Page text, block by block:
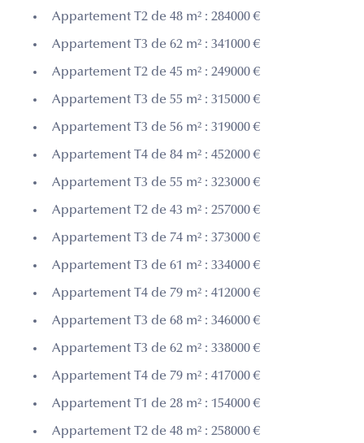
Appartement T2 de 48 m² : 284000 €
Appartement T3 de 62 m² : 341000 €
Appartement T2 de 45 m² : 249000 €
Appartement T3 de 55 m² : 315000 €
Appartement T3 de 56 m² : 319000 €
Appartement T4 de 84 m² : 452000 €
Appartement T3 de 55 m² : 323000 €
Appartement T2 de 43 m² : 257000 €
Appartement T3 de 74 m² : 373000 €
Appartement T3 de 61 m² : 334000 €
Appartement T4 de 79 m² : 412000 €
Appartement T3 de 68 m² : 346000 €
Appartement T3 de 62 m² : 338000 €
Appartement T4 de 79 m² : 417000 €
Appartement T1 de 28 m² : 154000 €
Appartement T2 de 48 m² : 258000 €